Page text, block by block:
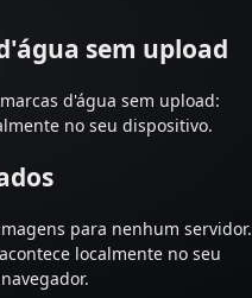
sem upload
d'água sem upload:
no seu dispositivo.
para nenhum servidor.
localmente no seu